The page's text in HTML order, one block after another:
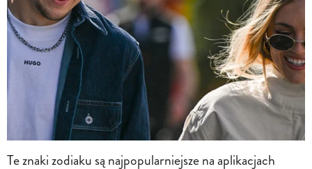
Te znaki zodiaku są najpopularniejsze na aplikacjach